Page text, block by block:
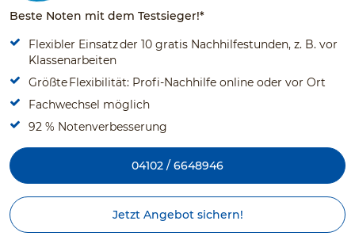
Beste Noten mit dem Testsieger!*
Flexibler Einsatz der 10 gratis Nachhilfestunden, z. B. vor
Klassenarbeiten
Größte Flexibilität: Profi-Nachhilfe online oder vor Ort
Fachwechsel möglich
92 % Notenverbesserung
04102 / 6648946
Jetzt Angebot sichern!